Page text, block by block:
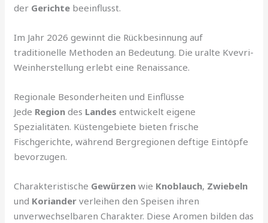
der Gerichte beeinflusst.
Im Jahr 2026 gewinnt die Rückbesinnung auf
traditionelle Methoden an Bedeutung. Die uralte Kvevri-
Weinherstellung erlebt eine Renaissance.
Regionale Besonderheiten und Einflüsse
Jede Region des Landes entwickelt eigene
Spezialitäten. Küstengebiete bieten frische
Fischgerichte, während Bergregionen deftige Eintöpfe
bevorzugen.
Charakteristische Gewürzen wie Knoblauch, Zwiebeln
und Koriander verleihen den Speisen ihren
unverwechselbaren Charakter. Diese Aromen bilden das